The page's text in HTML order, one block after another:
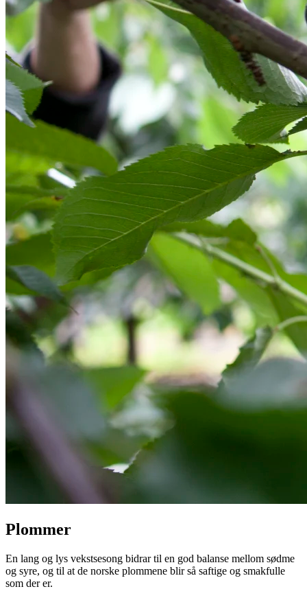
Plommer
En lang og lys vekstsesong bidrar til en god balanse mellom sødme
og syre, og til at de norske plommene blir så saftige og smakfulle
som der er.